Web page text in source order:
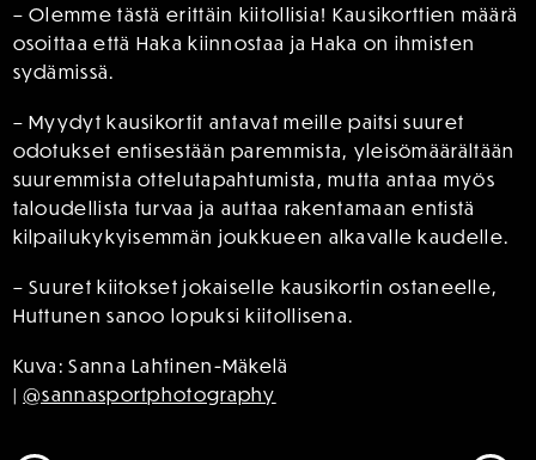
– Olemme tästä erittäin kiitollisia! Kausikorttien määrä
osoittaa että Haka kiinnostaa ja Haka on ihmisten
sydämissä.
– Myydyt kausikortit antavat meille paitsi suuret
odotukset entisestään paremmista, yleisömäärältään
suuremmista ottelutapahtumista, mutta antaa myös
taloudellista turvaa ja auttaa rakentamaan entistä
kilpailukykyisemmän joukkueen alkavalle kaudelle.
– Suuret kiitokset jokaiselle kausikortin ostaneelle,
Huttunen sanoo lopuksi kiitollisena.
Kuva: Sanna Lahtinen-Mäkelä
|@sannasportphotography